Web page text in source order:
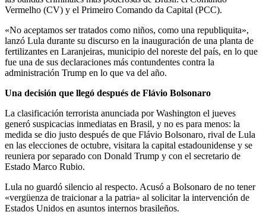
Vermelho (CV) y el Primeiro Comando da Capital (PCC).
«No aceptamos ser tratados como niños, como una republiquita»,
lanzó Lula durante su discurso en la inauguración de una planta de
fertilizantes en Laranjeiras, municipio del noreste del país, en lo que
fue una de sus declaraciones más contundentes contra la
administración Trump en lo que va del año.
Una decisión que llegó después de Flávio Bolsonaro
La clasificación terrorista anunciada por Washington el jueves
generó suspicacias inmediatas en Brasil, y no es para menos: la
medida se dio justo después de que Flávio Bolsonaro, rival de Lula
en las elecciones de octubre, visitara la capital estadounidense y se
reuniera por separado con Donald Trump y con el secretario de
Estado Marco Rubio.
Lula no guardó silencio al respecto. Acusó a Bolsonaro de no tener
«vergüenza de traicionar a la patria» al solicitar la intervención de
Estados Unidos en asuntos internos brasileños.